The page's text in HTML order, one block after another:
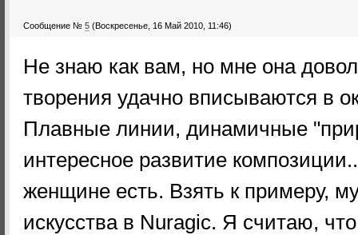
Сообщение № 5 (Воскресенье, 16 Май 2010, 11:46)
Не знаю как вам, но мне она
творения удачно вписываются в
Плавные линии, динамичные
интересное развитие
женщине есть. Взять к примеру,
искусства в Nuragic. Я считаю,